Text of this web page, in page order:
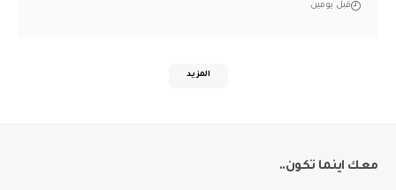
قبل يومين
المزيد
معك اينما تكون..